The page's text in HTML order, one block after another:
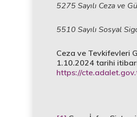
5275 Sayılı Ceza ve
5510 Sayılı Sosyal
Ceza ve Tevkifevleri
1.10.2024 tarihi
https://